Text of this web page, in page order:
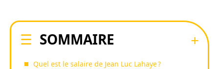
SOMMAIRE
Quel est le salaire de Jean Luc Lahaye ?